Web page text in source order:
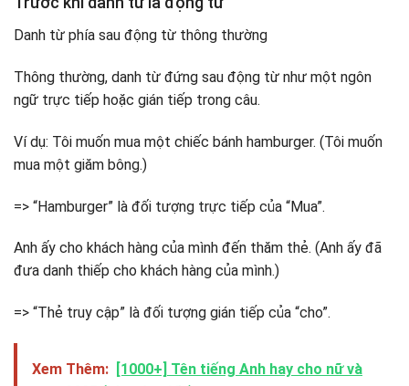
Danh từ phía sau động từ thông thường
Thông thường, danh từ đứng sau động từ như một ngôn
ngữ trực tiếp hoặc gián tiếp trong câu.
Ví dụ: Tôi muốn mua một chiếc bánh hamburger. (Tôi muốn
mua một giăm bông.)
=> “Hamburger” là đối tượng trực tiếp của “Mua”.
Anh ấy cho khách hàng của mình đến thăm thẻ. (Anh ấy đã
đưa danh thiếp cho khách hàng của mình.)
=> “Thẻ truy cập” là đối tượng gián tiếp của “cho”.
Xem Thêm: [1000+] Tên tiếng Anh hay cho nữ và